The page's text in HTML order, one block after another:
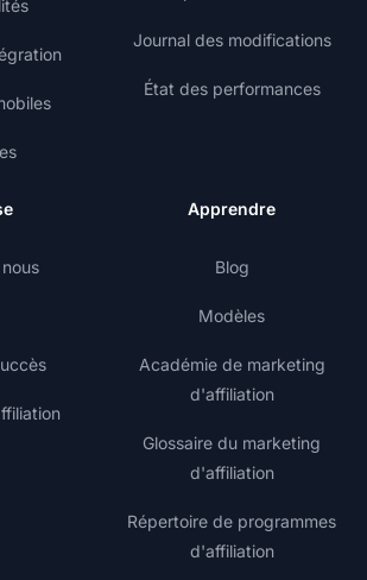
Journal des modifications
État des performances
Apprendre
Blog
Modèles
Académie de marketing
d'affiliation
Glossaire du marketing
d'affiliation
Répertoire de programmes
d'affiliation